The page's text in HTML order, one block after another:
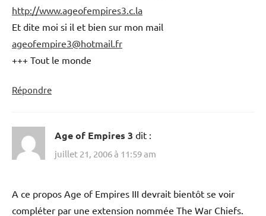
http://www.ageofempires3.c.la
Et dite moi si il et bien sur mon mail
ageofempire3@hotmail.fr
+++ Tout le monde
Répondre
Age of Empires 3 dit :
juillet 21, 2006 à 11:59 am
A ce propos Age of Empires III devrait bientôt se voir
compléter par une extension nommée The War Chiefs.